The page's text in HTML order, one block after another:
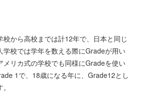
校から高校までは計12年で、日本と同じ
学校では学年を数える際にGradeが用い
メリカ式の学校でも同様にGradeを使い
1で、18歳になる年に、Grade12とし